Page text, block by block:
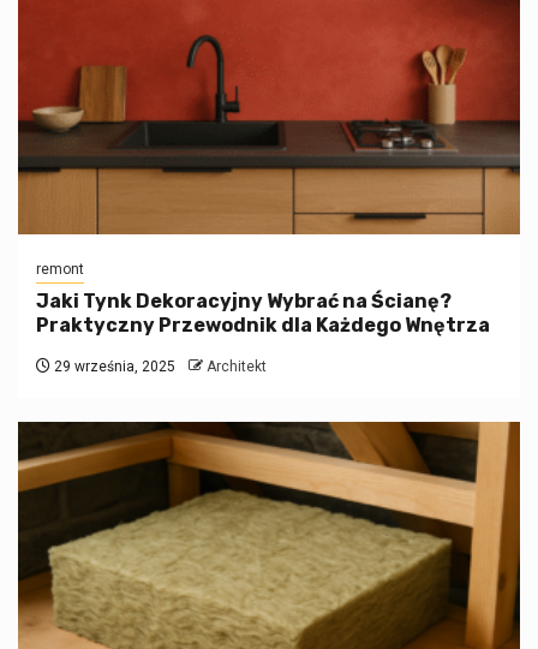
remont
Jaki Tynk Dekoracyjny Wybrać na Ścianę?
Praktyczny Przewodnik dla Każdego Wnętrza
29 września, 2025 Architekt